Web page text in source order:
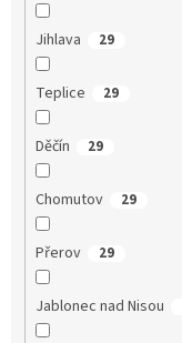
Jihlava 29
Teplice 29
Děčín 29
Chomutov 29
Přerov 29
Jablonec nad Nisou